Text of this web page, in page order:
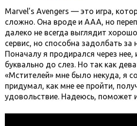
Marvel’s Avengers — это игра,
сложно. Она вроде и ААА, но
далеко не всегда выглядит
сервис, но способна задолбать за
Поначалу я продирался через нее,
буквально до слез. Но так как
«Мстителей» мне было некуда, я
придумал, как мне ее пройти,
удовольствие. Надеюсь, поможет